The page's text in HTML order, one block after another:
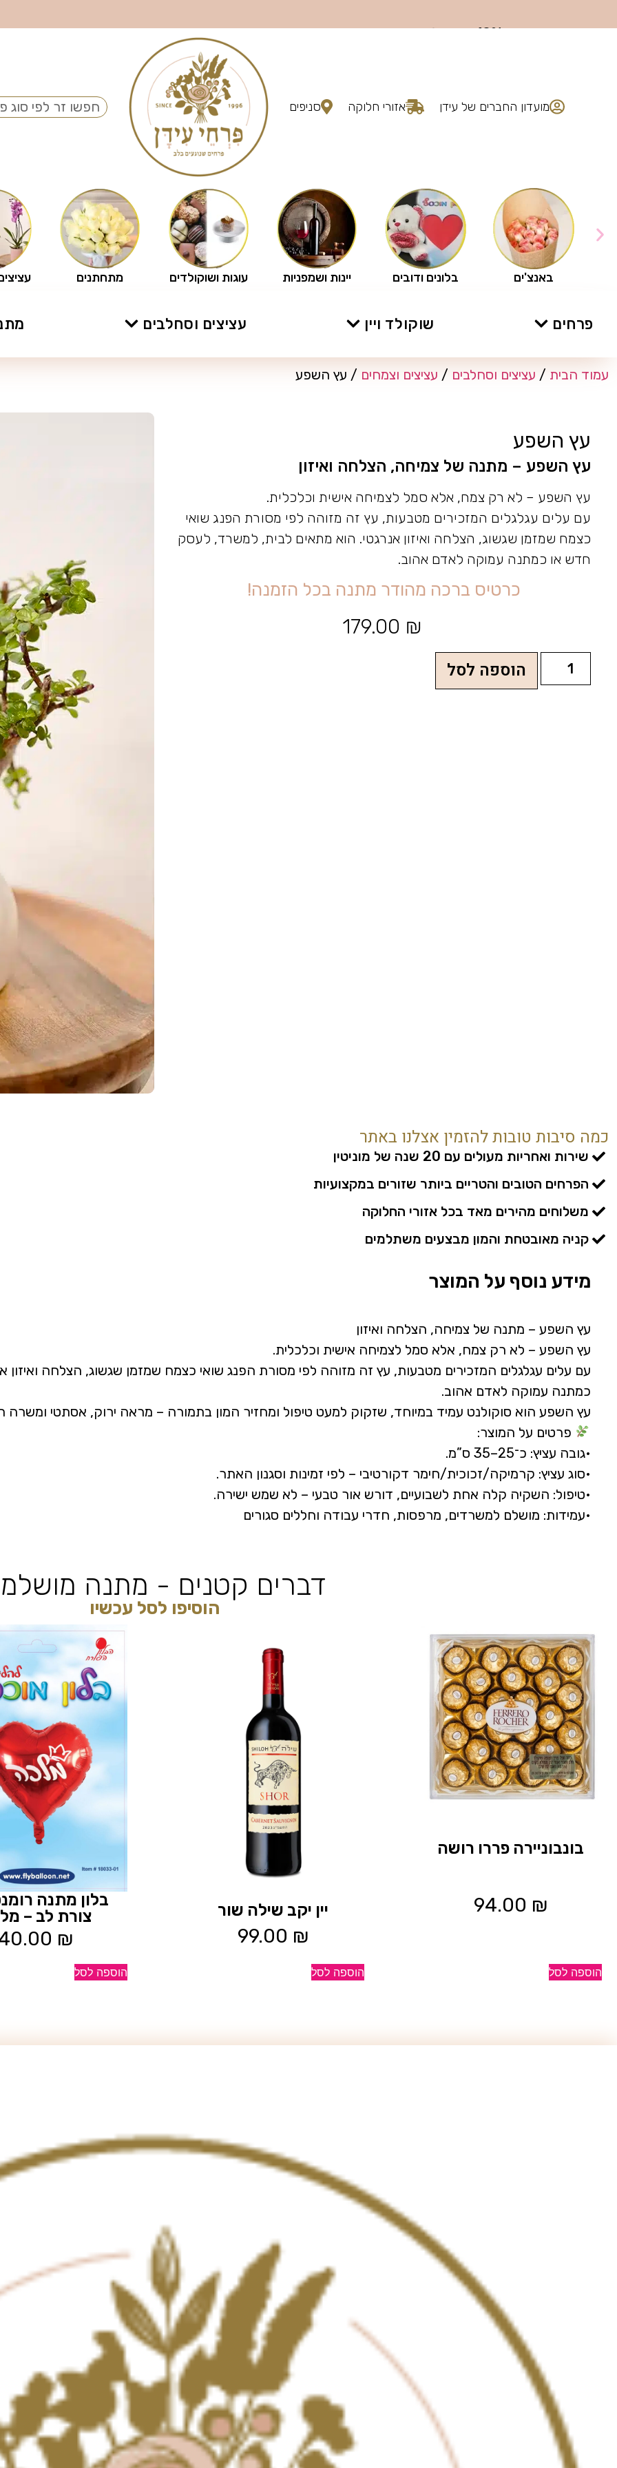
מועדון החברים של עידן אזורי חלוקה סניפים
מתחתנים עוגות ושוקולדים יינות ושמפניות בלונים ודובים באנצ'ים
פרחים שוקולד ויין עציצים וסחלבים
עמוד הבית / עציצים וסחלבים / עציצים וצמחים / עץ השפע
עץ השפע
עץ השפע – מתנה של צמיחה, הצלחה ואיזון
עץ השפע – לא רק צמח, אלא סמל לצמיחה אישית וכלכלית.
עם עלים עגלגלים המזכירים מטבעות, עץ זה מזוהה לפי מסורת הפנג שואי
כצמח שמזמן שגשוג, הצלחה ואיזון אנרגטי. הוא מתאים לבית, למשרד, לעסק
חדש או כמתנה עמוקה לאדם אהוב.
כרטיס ברכה מהודר מתנה בכל הזמנה!
179.00 ₪
הוספה לסל
כמה סיבות טובות להזמין אצלנו באתר
שירות ואחריות מעולים עם 20 שנה של מוניטין
הפרחים הטובים והטריים ביותר שזורים במקצועיות
משלוחים מהירים מאד בכל אזורי החלוקה
קניה מאובטחת והמון מבצעים משתלמים
מידע נוסף על המוצר
עץ השפע – מתנה של צמיחה, הצלחה ואיזון
עץ השפע – לא רק צמח, אלא סמל לצמיחה אישית וכלכלית.
עם עלים עגלגלים המזכירים מטבעות, עץ זה מזוהה לפי מסורת הפנג שואי כצמח שמזמן שגשוג, הצלחה
כמתנה עמוקה לאדם אהוב.
עץ השפע הוא סוקולנט עמיד במיוחד, שזקוק למעט טיפול ומחזיר המון בתמורה – מראה ירוק, אסתטי ומשרה
פרטים על המוצר:
•גובה עציץ: כ־25–35 ס”מ.
•סוג עציץ: קרמיקה/זכוכית/חימר דקורטיבי – לפי זמינות וסגנון האתר.
•טיפול: השקיה קלה אחת לשבועיים, דורש אור טבעי – לא שמש ישירה.
•עמידות: מושלם למשרדים, מרפסות, חדרי עבודה וחללים סגורים
דברים קטנים - מתנה
הוסיפו לסל עכשיו
בונבוניירה פררו רושה
94.00 ₪
הוספה לסל
יין יקב שילה שור
99.00 ₪
הוספה לסל
בלון מתנה
צורת לב –
₪
הוספה לסל